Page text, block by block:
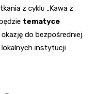
z cyklu „Kawa z
tematyce
do bezpośredniej
instytucji